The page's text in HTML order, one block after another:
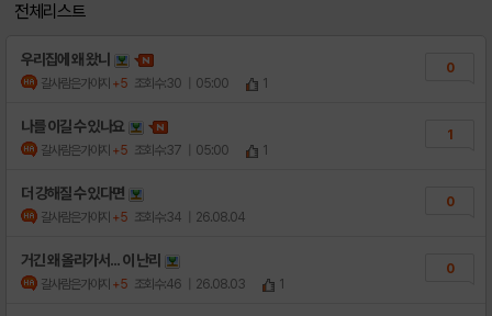
전체리스트
우리집에 왜 왔니
갈사람은가야지 +5 조회수:30 | 05:00 1
0
나를 이길 수 있나요
갈사람은가야지 +5 조회수:37 | 05:00 1
1
더 강해질 수 있다면
갈사람은가야지 +5 조회수:34 | 26.08.04
0
거긴 왜 올라가서... 이 난리
갈사람은가야지 +5 조회수:46 | 26.08.03 1
0